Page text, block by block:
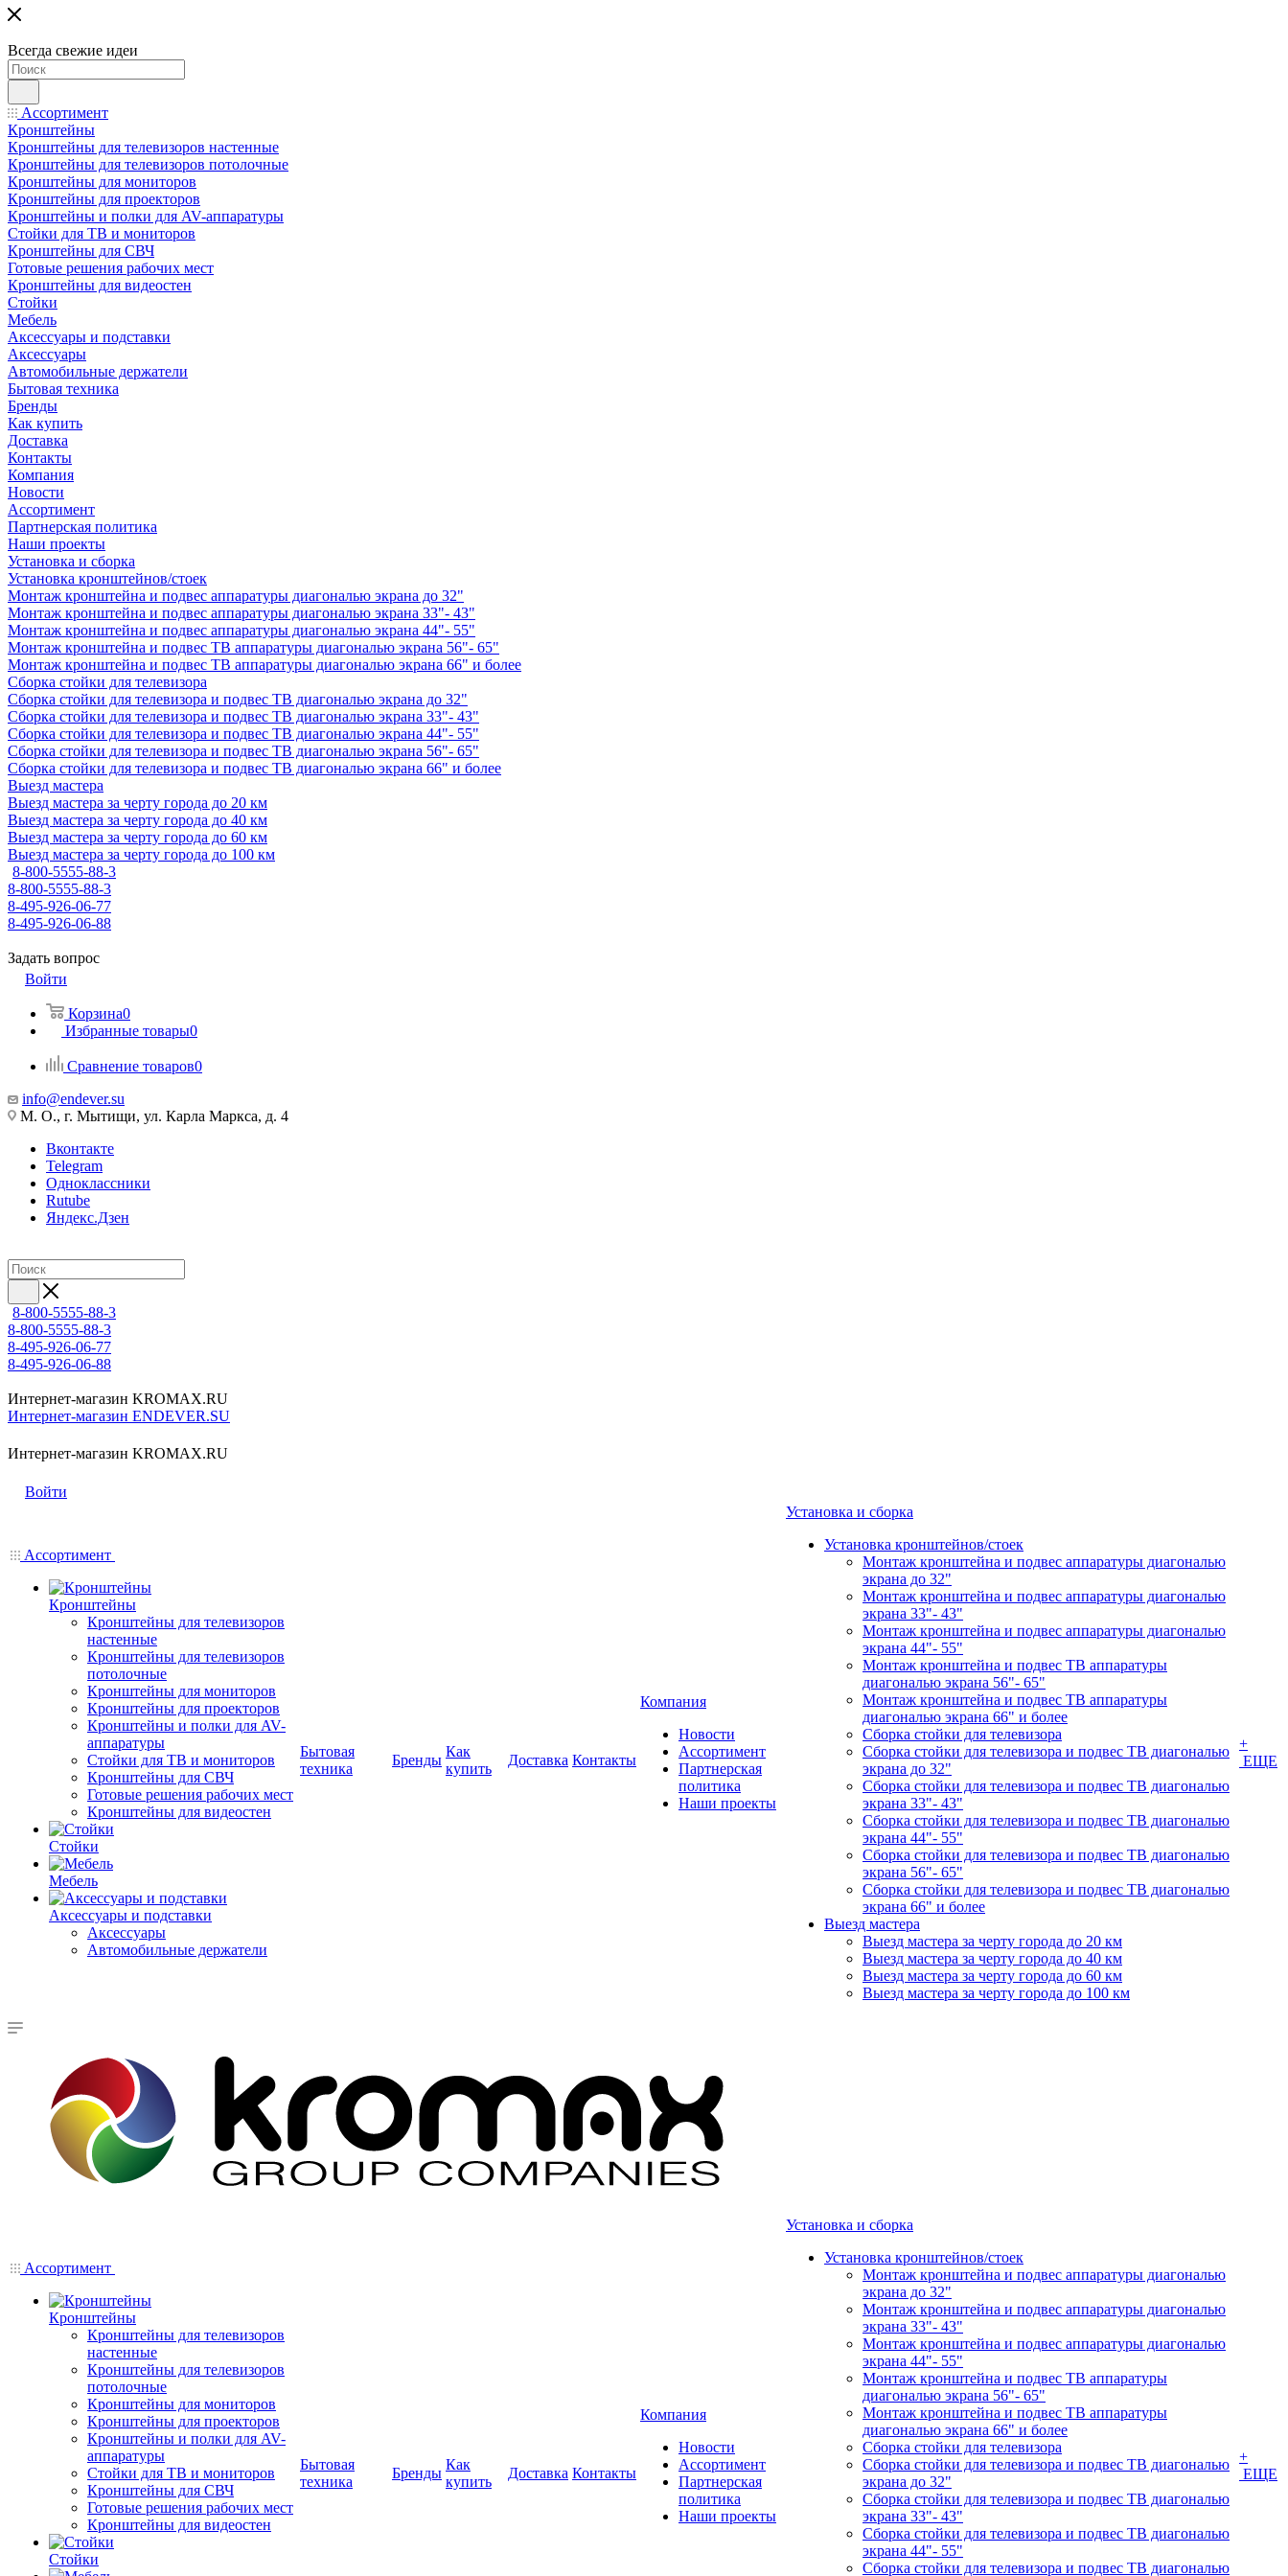
Всегда свежие идеи
Ассортимент
Кронштейны
Кронштейны для телевизоров настенные
Кронштейны для телевизоров потолочные
Кронштейны для мониторов
Кронштейны для проекторов
Кронштейны и полки для AV-аппаратуры
Стойки для ТВ и мониторов
Кронштейны для СВЧ
Готовые решения рабочих мест
Кронштейны для видеостен
Стойки
Мебель
Аксессуары и подставки
Аксессуары
Автомобильные держатели
Бытовая техника
Бренды
Как купить
Доставка
Контакты
Компания
Новости
Ассортимент
Партнерская политика
Наши проекты
Установка и сборка
Установка кронштейнов/стоек
Монтаж кронштейна и подвес аппаратуры диагональю экрана до 32"
Монтаж кронштейна и подвес аппаратуры диагональю экрана 33"- 43"
Монтаж кронштейна и подвес аппаратуры диагональю экрана 44"- 55"
Монтаж кронштейна и подвес ТВ аппаратуры диагональю экрана 56"- 65"
Монтаж кронштейна и подвес ТВ аппаратуры диагональю экрана 66" и более
Сборка стойки для телевизора
Сборка стойки для телевизора и подвес ТВ диагональю экрана до 32"
Сборка стойки для телевизора и подвес ТВ диагональю экрана 33"- 43"
Сборка стойки для телевизора и подвес ТВ диагональю экрана 44"- 55"
Сборка стойки для телевизора и подвес ТВ диагональю экрана 56"- 65"
Сборка стойки для телевизора и подвес ТВ диагональю экрана 66" и более
Выезд мастера
Выезд мастера за черту города до 20 км
Выезд мастера за черту города до 40 км
Выезд мастера за черту города до 60 км
Выезд мастера за черту города до 100 км
8-800-5555-88-3
8-800-5555-88-3
8-495-926-06-77
8-495-926-06-88
Задать вопрос
Войти
Корзина0
Избранные товары0
Сравнение товаров0
info@endever.su
М. О., г. Мытищи, ул. Карла Маркса, д. 4
Вконтакте
Telegram
Одноклассники
Rutube
Яндекс.Дзен
8-800-5555-88-3
8-800-5555-88-3
8-495-926-06-77
8-495-926-06-88
Интернет-магазин KROMAX.RU
Интернет-магазин ENDEVER.SU
Интернет-магазин KROMAX.RU
Войти
Ассортимент
Кронштейны
Кронштейны для телевизоров
настенные
Кронштейны для телевизоров
потолочные
Кронштейны для мониторов
Кронштейны для проекторов
Кронштейны и полки для AV-
аппаратуры
Стойки для ТВ и мониторов
Кронштейны для СВЧ
Готовые решения рабочих мест
Кронштейны для видеостен
Стойки
Мебель
Аксессуары и подставки
Аксессуары
Автомобильные держатели
Бытовая
техника
Бренды
Как
купить
Доставка Контакты
Компания
Новости
Ассортимент
Партнерская
политика
Наши проекты
Установка и сборка
Установка кронштейнов/стоек
Монтаж кронштейна и подвес аппаратуры диагональю
экрана до 32"
Монтаж кронштейна и подвес аппаратуры диагональю
экрана 33"- 43"
Монтаж кронштейна и подвес аппаратуры диагональю
экрана 44"- 55"
Монтаж кронштейна и подвес ТВ аппаратуры
диагональю экрана 56"- 65"
Монтаж кронштейна и подвес ТВ аппаратуры
диагональю экрана 66" и более
Сборка стойки для телевизора
Сборка стойки для телевизора и подвес ТВ диагональю
экрана до 32"
Сборка стойки для телевизора и подвес ТВ диагональю
экрана 33"- 43"
Сборка стойки для телевизора и подвес ТВ диагональю
экрана 44"- 55"
Сборка стойки для телевизора и подвес ТВ диагональю
экрана 56"- 65"
Сборка стойки для телевизора и подвес ТВ диагональю
экрана 66" и более
Выезд мастера
Выезд мастера за черту города до 20 км
Выезд мастера за черту города до 40 км
Выезд мастера за черту города до 60 км
Выезд мастера за черту города до 100 км
+
ЕЩЕ
Ассортимент
Кронштейны
Кронштейны для телевизоров
настенные
Кронштейны для телевизоров
потолочные
Кронштейны для мониторов
Кронштейны для проекторов
Кронштейны и полки для AV-
аппаратуры
Стойки для ТВ и мониторов
Кронштейны для СВЧ
Готовые решения рабочих мест
Кронштейны для видеостен
Стойки
Бытовая
техника
Бренды
Как
купить
Доставка Контакты
Компания
Новости
Ассортимент
Партнерская
политика
Наши проекты
Установка и сборка
Установка кронштейнов/стоек
Монтаж кронштейна и подвес аппаратуры диагональю
экрана до 32"
Монтаж кронштейна и подвес аппаратуры диагональю
экрана 33"- 43"
Монтаж кронштейна и подвес аппаратуры диагональю
экрана 44"- 55"
Монтаж кронштейна и подвес ТВ аппаратуры
диагональю экрана 56"- 65"
Монтаж кронштейна и подвес ТВ аппаратуры
диагональю экрана 66" и более
Сборка стойки для телевизора
Сборка стойки для телевизора и подвес ТВ диагональю
экрана до 32"
Сборка стойки для телевизора и подвес ТВ диагональю
экрана 33"- 43"
Сборка стойки для телевизора и подвес ТВ диагональю
экрана 44"- 55"
Сборка стойки для телевизора и подвес ТВ диагональю
+
ЕЩЕ